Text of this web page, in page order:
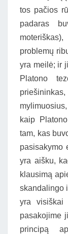
tos pačios
padaras
problemų
yra meilė; ir
Platono
kaip
tam, kas
pasisakymo
yra aišku,
klausimą
skandalingo
yra visiškai
pasakojime
principą